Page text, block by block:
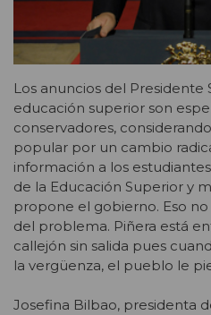
Los anuncios del Presidente
educación superior son
conservadores,
popular por un cambio
información a los
de la Educación Superior y
propone el gobierno. Eso
del problema. Piñera está
callejón sin salida pues
la vergüenza, el pueblo le
Josefina Bilbao, presidenta